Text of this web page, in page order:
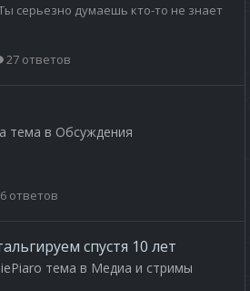
серьезно думаешь кто-то не знает
27 ответов
тема в Обсуждения
6 ответов
спустя 10 лет
тема в Медиа и стримы